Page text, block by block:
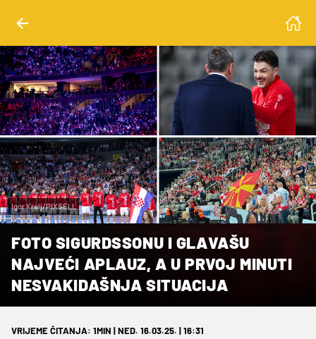
Igor Kralj/PIXSELL
FOTO SIGURDSSONU I GLAVAŠU
NAJVEĆI APLAUZ, A U PRVOJ MINUTI
NESVAKIDAŠNJA SITUACIJA
VRIJEME ČITANJA: 1MIN | NED. 16.03.25. | 16:31